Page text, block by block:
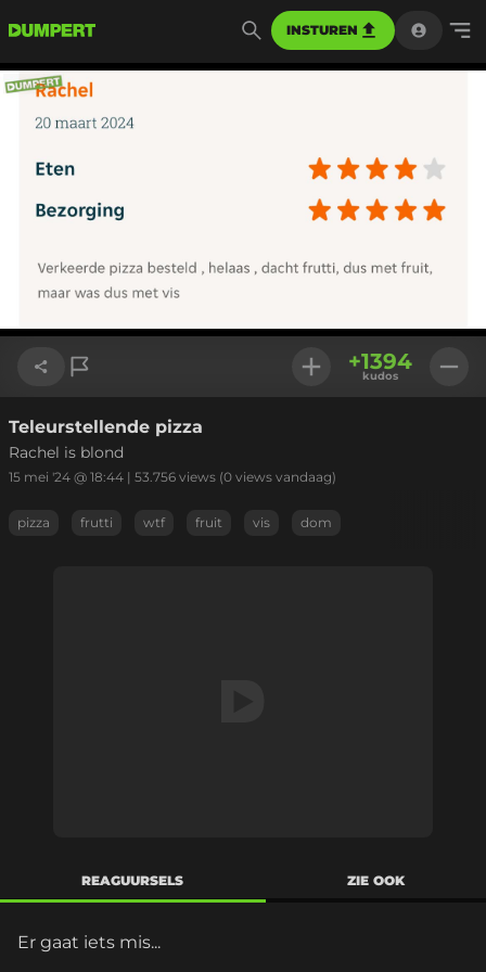
INSTUREN
Link kopiëren
+1394
kudos
Teleurstellende pizza
Rachel is blond
15 mei '24 @ 18:44 | 53.756 views (0 views vandaag)
pizza frutti wtf fruit vis dom
REAGUURSELS ZIE OOK
Er gaat iets mis...